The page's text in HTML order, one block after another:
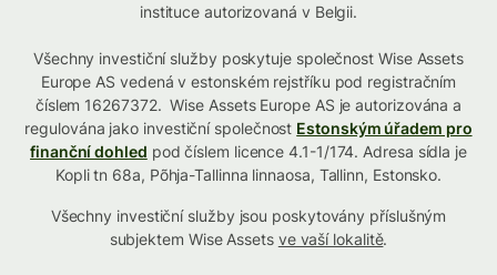
instituce autorizovaná v Belgii.
Všechny investiční služby poskytuje společnost Wise Assets
Europe AS vedená v estonském rejstříku pod registračním
číslem 16267372. Wise Assets Europe AS je autorizována a
regulována jako investiční společnost Estonským úřadem pro
finanční dohled pod číslem licence 4.1-1/174. Adresa sídla je
Kopli tn 68a, Põhja-Tallinna linnaosa, Tallinn, Estonsko.
Všechny investiční služby jsou poskytovány příslušným
subjektem Wise Assets ve vaší lokalitě.